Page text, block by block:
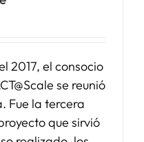
2017, el consocio
se reunió
Fue la tercera
que sirvió